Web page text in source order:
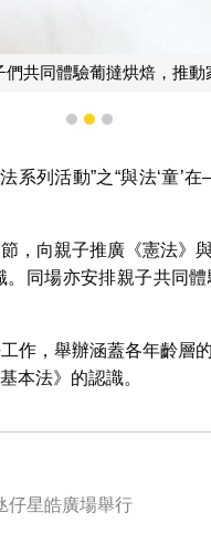
共同體驗葡撻烘焙，推動
1 2 3
系列活動”之“與法‘童’
，向親子推廣《憲法》
同場亦安排親子共同
作，舉辦涵蓋各年齡層
本法》的認識。
仔星皓廣場舉行